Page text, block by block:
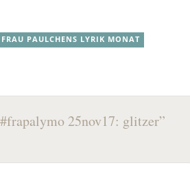
FRAU PAULCHENS LYRIK MONAT
#frapalymo 25nov17: glitzer”